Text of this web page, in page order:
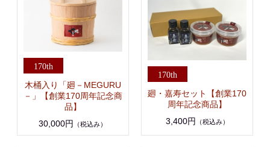
木桶入り「廻－MEGURU
－」【創業170周年記念商
品】
30,000円
（税込み）
廻・嘉寿セット【創業170
周年記念商品】
3,400円 （税込み）